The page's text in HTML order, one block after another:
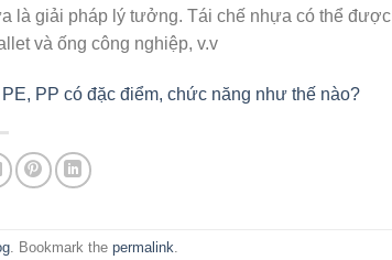
là giải pháp lý tưởng. Tái chế nhựa có thể
và ống công nghiệp, v.v
PP có đặc điểm, chức năng như thế nào?
. Bookmark the permalink.